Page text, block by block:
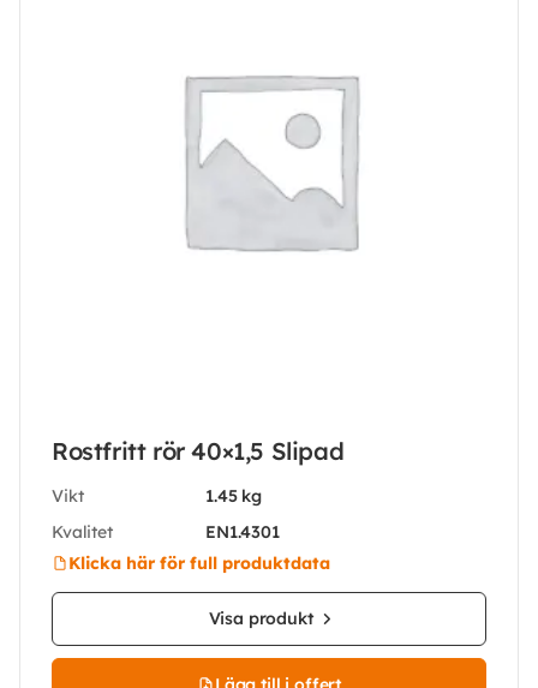
Rostfritt rör 40×1,5 Slipad
Vikt
1.45 kg
Kvalitet
EN1.4301
Klicka här för full produktdata
Visa produkt